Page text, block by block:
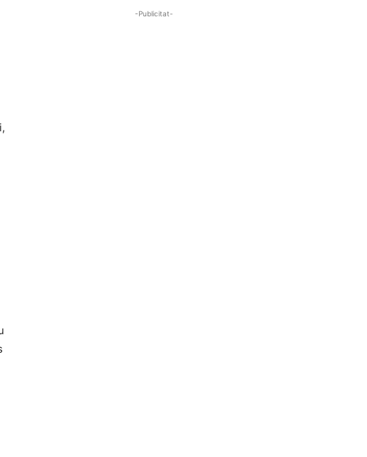
-Publicitat-